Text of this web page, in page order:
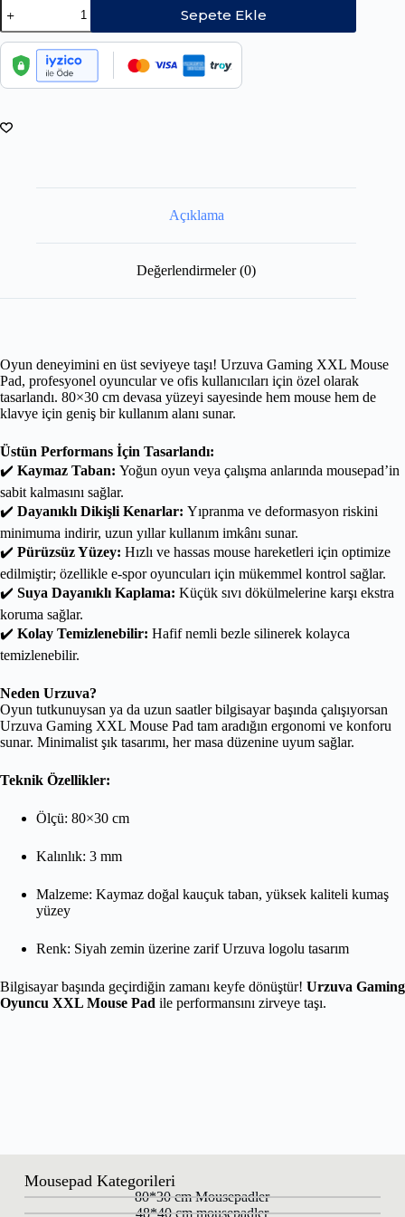
Sepete Ekle
Açıklama
Değerlendirmeler (0)
Oyun deneyimini en üst seviyeye taşı! Urzuva Gaming XXL Mouse
Pad, profesyonel oyuncular ve ofis kullanıcıları için özel olarak
tasarlandı. 80×30 cm devasa yüzeyi sayesinde hem mouse hem de
klavye için geniş bir kullanım alanı sunar.
Üstün Performans İçin Tasarlandı:
✔️ Kaymaz Taban: Yoğun oyun veya çalışma anlarında mousepad’in
sabit kalmasını sağlar.
✔️ Dayanıklı Dikişli Kenarlar: Yıpranma ve deformasyon riskini
minimuma indirir, uzun yıllar kullanım imkânı sunar.
✔️ Pürüzsüz Yüzey: Hızlı ve hassas mouse hareketleri için optimize
edilmiştir; özellikle e-spor oyuncuları için mükemmel kontrol sağlar.
✔️ Suya Dayanıklı Kaplama: Küçük sıvı dökülmelerine karşı ekstra
koruma sağlar.
✔️ Kolay Temizlenebilir: Hafif nemli bezle silinerek kolayca
temizlenebilir.
Neden Urzuva?
Oyun tutkunuysan ya da uzun saatler bilgisayar başında çalışıyorsan
Urzuva Gaming XXL Mouse Pad tam aradığın ergonomi ve konforu
sunar. Minimalist şık tasarımı, her masa düzenine uyum sağlar.
Teknik Özellikler:
Ölçü: 80×30 cm
Kalınlık: 3 mm
Malzeme: Kaymaz doğal kauçuk taban, yüksek kaliteli kumaş
yüzey
Renk: Siyah zemin üzerine zarif Urzuva logolu tasarım
Bilgisayar başında geçirdiğin zamanı keyfe dönüştür! Urzuva Gaming
Oyuncu XXL Mouse Pad ile performansını zirveye taşı.
Mousepad Kategorileri
80*30 cm Mousepadler
48*40 cm mousepadler